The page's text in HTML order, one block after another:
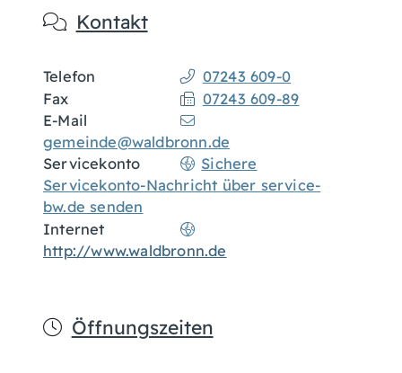
Kontakt
Telefon
07243 609-0
Fax
07243 609-89
E-Mail
gemeinde@waldbronn.de
Servicekonto
Sichere
Servicekonto-Nachricht über service-
bw.de senden
Internet
http://www.waldbronn.de
Öffnungszeiten